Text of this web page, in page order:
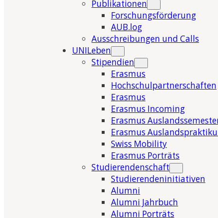
Publikationen
Forschungsförderung
AUB.log
Ausschreibungen und Calls
UNILeben
Stipendien
Erasmus
Hochschulpartnerschaften
Erasmus
Erasmus Incoming
Erasmus
Erasmus
Swiss Mobility
Erasmus Porträts
Studierendenschaft
Studierendeninitiativen
Alumni
Alumni Jahrbuch
Alumni Porträts